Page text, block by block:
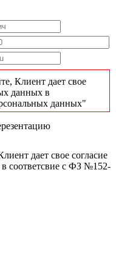
Клиент дает свое
данных в
данных"
дает свое согласие
соответсвие с ФЗ №152-